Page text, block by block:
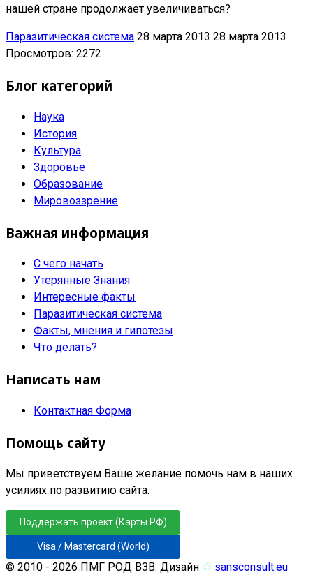
нашей стране продолжает увеличиваться?
Паразитическая система 28 марта 2013 28 марта 2013
Просмотров: 2272
Блог категорий
Наука
История
Культура
Здоровье
Образование
Мировоззрение
Важная информация
С чего начать
Утерянные Знания
Интересные факты
Паразитическая система
Факты, мнения и гипотезы
Что делать?
Написать нам
Контактная Форма
Помощь сайту
Мы приветствуем Ваше желание помочь нам в наших
усилиях по развитию сайта.
Поддержать проект (Карты РФ)
Visa / Mastercard (World)
© 2010 - 2026 ПМГ РОД ВЗВ. Дизайн ♲ sansconsult.eu